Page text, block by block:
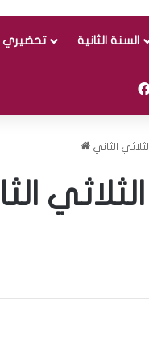
تحضيري السنة الثانية